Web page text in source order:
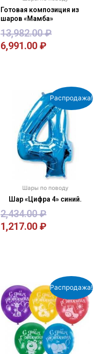
Готовая композиция из
шаров «Мамба»
13,982.00₽
6,991.00 ₽
Распродажа!
Шары по поводу
Шар «Цифра 4» синий.
2,434.00₽
1,217.00 ₽
Распродажа!